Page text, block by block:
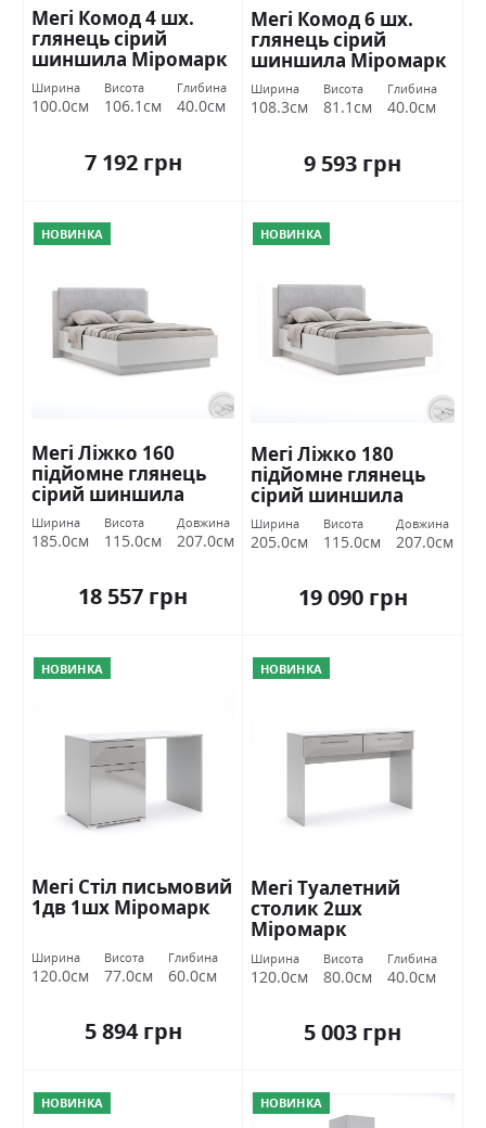
Мегі Комод 4 шх.
глянець сірий
шиншила Міромарк
Ширина
100.0см
Висота
106.1см
Глибина
40.0см
7 192 грн
Мегі Комод 6 шх.
глянець сірий
шиншила Міромарк
Ширина
108.3см
Висота
81.1см
Глибина
40.0см
9 593 грн
НОВИНКА
Мегі Ліжко 160
підйомне глянець
сірий шиншила
Міромарк
Ширина
185.0см
Висота
115.0см
Довжина
207.0см
18 557 грн
НОВИНКА
Мегі Ліжко 180
підйомне глянець
сірий шиншила
Міромарк
Ширина
205.0см
Висота
115.0см
Довжина
207.0см
19 090 грн
НОВИНКА
Мегі Стіл письмовий
1дв 1шх Міромарк
Ширина
120.0см
Висота
77.0см
Глибина
60.0см
5 894 грн
НОВИНКА
Мегі Туалетний
столик 2шх
Міромарк
Ширина
120.0см
Висота
80.0см
Глибина
40.0см
5 003 грн
НОВИНКА НОВИНКА